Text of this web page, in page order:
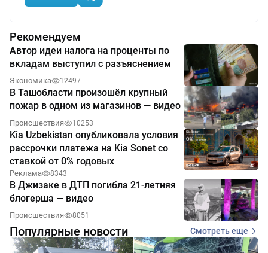
Рекомендуем
Автор идеи налога на проценты по
вкладам выступил с разъяснением
Экономика 12497
В Ташобласти произошёл крупный
пожар в одном из магазинов — видео
Происшествия 10253
Kia Uzbekistan опубликовала условия
рассрочки платежа на Kia Sonet со
ставкой от 0% годовых
Реклама 8343
В Джизаке в ДТП погибла 21-летняя
блогерша — видео
Происшествия 8051
Популярные новости Смотреть еще